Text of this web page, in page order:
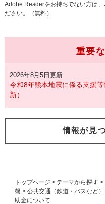
トップページ > テーマから探す >
盤 > 公共交通（鉄道・バスなど）
助金について
Adobe Readerをお持ちでない方は
ださい。（無料）
重要
2026年8月5日更新
令和8年熊本地震に係る支援
新）
情報が見